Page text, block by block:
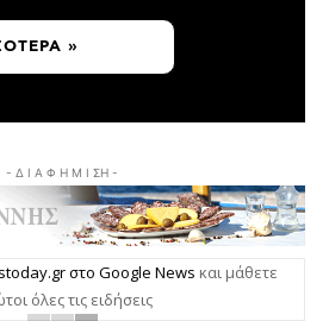
»
- Δ Ι Α Φ Η Μ Ι ΣΗ -
στο Google News και μάθετε
όλες τις ειδήσεις